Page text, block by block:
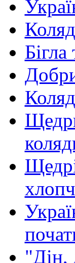
"Дін,